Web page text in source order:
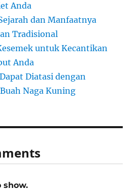
Anda
dan Manfaatnya
Tradisional
untuk Kecantikan
Anda
Diatasi dengan
Naga Kuning
show.